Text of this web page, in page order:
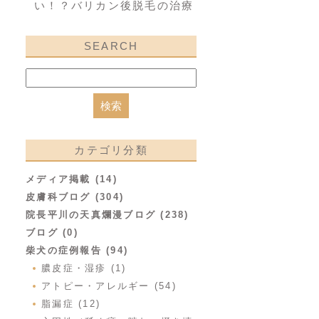
い！？バリカン後脱毛の治療
SEARCH
カテゴリ分類
メディア掲載 (14)
皮膚科ブログ (304)
院長平川の天真爛漫ブログ (238)
ブログ (0)
柴犬の症例報告 (94)
膿皮症・湿疹 (1)
アトピー・アレルギー (54)
脂漏症 (12)